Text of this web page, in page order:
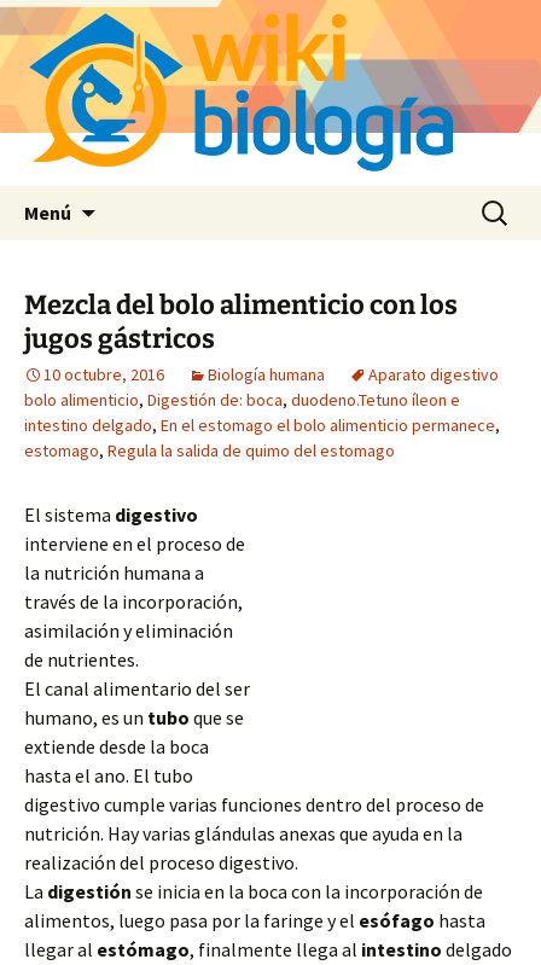
Menú Buscar:
Mezcla del bolo alimenticio con los
jugos gástricos
10 octubre, 2016 Biología humana
Aparato digestivo
bolo alimenticio, Digestión de: boca, duodeno.Tetuno íleon e
intestino delgado, En el estomago el bolo alimenticio permanece,
estomago, Regula la salida de quimo del estomago
El sistema digestivo
interviene en el proceso de
la nutrición humana a
través de la incorporación,
asimilación y eliminación
de nutrientes.
El canal alimentario del ser
humano, es un tubo que se
extiende desde la boca
hasta el ano. El tubo
digestivo cumple varias funciones dentro del proceso de
nutrición. Hay varias glándulas anexas que ayuda en la
realización del proceso digestivo.
La digestión se inicia en la boca con la incorporación de
alimentos, luego pasa por la faringe y el esófago hasta
llegar al estómago, finalmente llega al intestino delgado